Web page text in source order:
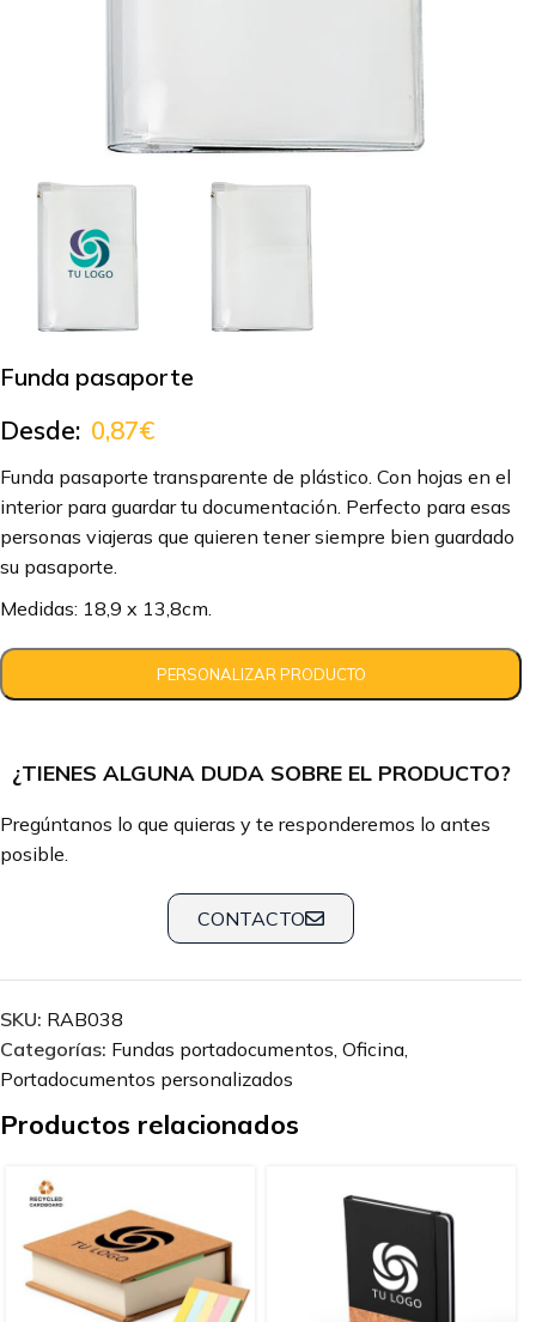
Funda pasaporte
Desde: 0,87€
Funda pasaporte transparente de plástico. Con hojas en el
interior para guardar tu documentación. Perfecto para esas
personas viajeras que quieren tener siempre bien guardado
su pasaporte.
Medidas: 18,9 x 13,8cm.
¿TIENES ALGUNA DUDA SOBRE EL PRODUCTO?
Pregúntanos lo que quieras y te responderemos lo antes
posible.
CONTACTO
SKU: RAB038
Categorías: Fundas portadocumentos, Oficina,
Portadocumentos personalizados
Productos relacionados